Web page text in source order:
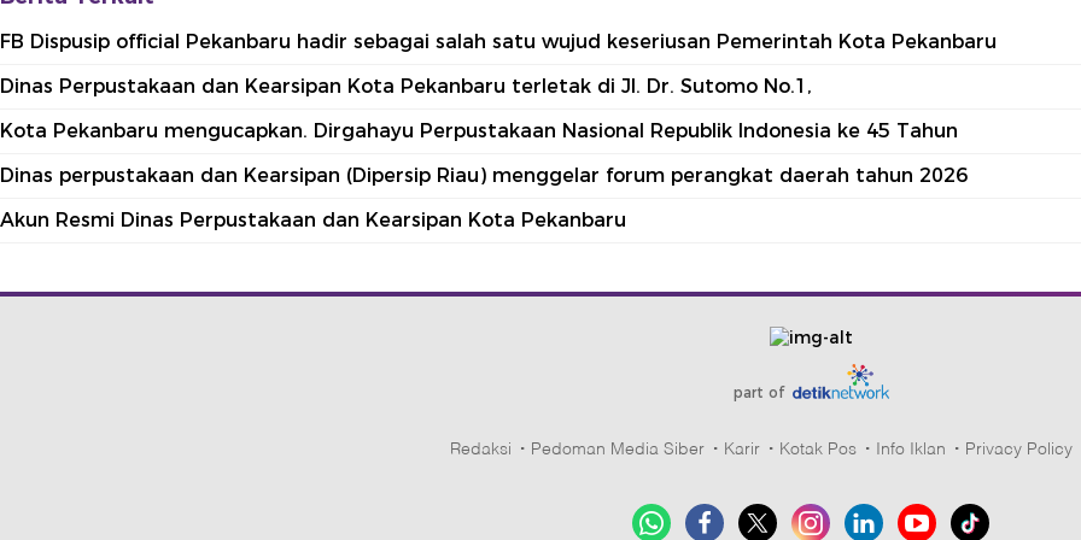
FB Dispusip official Pekanbaru hadir sebagai salah satu wujud keseriusan Pemerintah Kota Pekanbaru
Dinas Perpustakaan dan Kearsipan Kota Pekanbaru terletak di Jl. Dr. Sutomo No.1,
Kota Pekanbaru mengucapkan. Dirgahayu Perpustakaan Nasional Republik Indonesia ke 45 Tahun
Dinas perpustakaan dan Kearsipan (Dipersip Riau) menggelar forum perangkat daerah tahun 2026
Akun Resmi Dinas Perpustakaan dan Kearsipan Kota Pekanbaru
part of
Redaksi Pedoman Media Siber Karir Kotak Pos Info Iklan Privacy Policy